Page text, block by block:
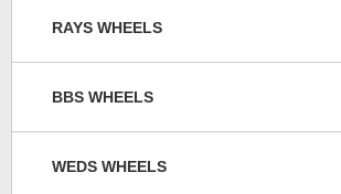
RAYS WHEELS
BBS WHEELS
WEDS WHEELS